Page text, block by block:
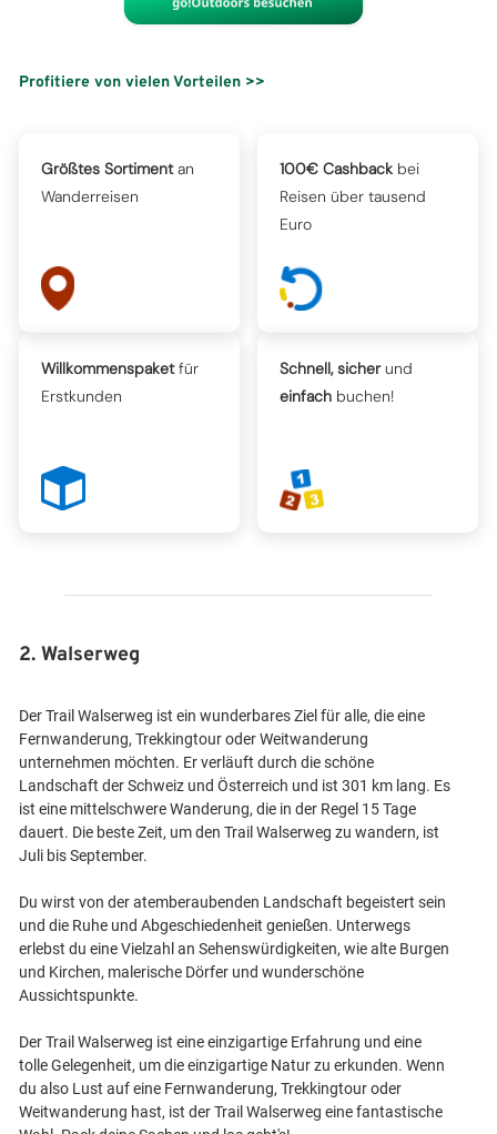
Profitiere von vielen Vorteilen >>
Größtes Sortimentan
Wanderreisen
100€ Cashback bei
Reisen über tausend
Euro
Willkommenspaketfür
Erstkunden
Schnell, sicherund
einfach buchen!
2. Walserweg
Der Trail Walserweg ist ein wunderbares Ziel für alle, die eine
Fernwanderung, Trekkingtour oder Weitwanderung
unternehmen möchten. Er verläuft durch die schöne
Landschaft der Schweiz und Österreich und ist 301 km lang. Es
ist eine mittelschwere Wanderung, die in der Regel 15 Tage
dauert. Die beste Zeit, um den Trail Walserweg zu wandern, ist
Juli bis September.
Du wirst von der atemberaubenden Landschaft begeistert sein
und die Ruhe und Abgeschiedenheit genießen. Unterwegs
erlebst du eine Vielzahl an Sehenswürdigkeiten, wie alte Burgen
und Kirchen, malerische Dörfer und wunderschöne
Aussichtspunkte.
Der Trail Walserweg ist eine einzigartige Erfahrung und eine
tolle Gelegenheit, um die einzigartige Natur zu erkunden. Wenn
du also Lust auf eine Fernwanderung, Trekkingtour oder
Weitwanderung hast, ist der Trail Walserweg eine fantastische